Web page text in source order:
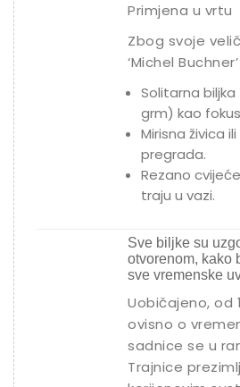
Primjena u vrtu
Zbog svoje
‘Michel
Solitarna
grm) kao
Mirisna živica
pregrada.
Rezano
traju u vazi.
Sve biljke su
otvorenom, kako
sve vremenske
Uobičajeno, od
ovisno o
sadnice se u
Trajnice